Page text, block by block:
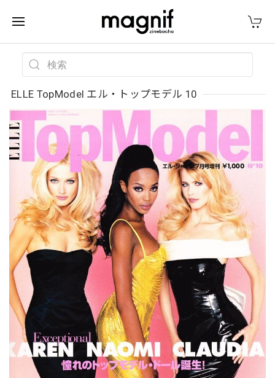
ELLE TopModel エル・トップモデル 10